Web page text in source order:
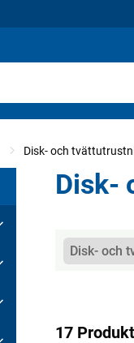
Disk- och
Disk-
Kategorier
Disk- och
17